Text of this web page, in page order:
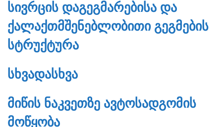
ᲡᲘᲕᲠᲪᲘᲡ ᲓᲐᲒᲔᲒᲛᲐᲠᲔᲑᲘᲡᲐ ᲓᲐ
ᲥᲐᲚᲐᲥᲗᲛᲨᲔᲜᲔᲑᲚᲝᲑᲘᲗᲘ ᲒᲔᲒᲛᲔᲑᲘᲡ
ᲡᲢᲠᲣᲥᲢᲣᲠᲐ
ᲡᲮᲕᲐᲓᲐᲡᲮᲕᲐ
ᲛᲘᲬᲘᲡ ᲜᲐᲙᲕᲔᲗᲖᲔ ᲐᲕᲢᲝᲡᲐᲓᲒᲝᲛᲘᲡ
ᲛᲝᲬᲧᲝᲑᲐ